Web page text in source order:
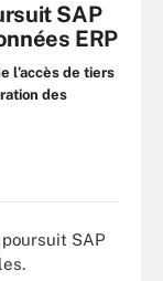
SAP
ERP
l’accès de tiers
des
SAP